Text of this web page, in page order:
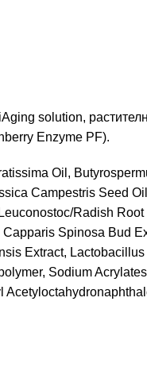
solution,
Enzyme PF).
Oil,
Campestris Seed
Radish
Spinosa Bud
Extract,
Sodium